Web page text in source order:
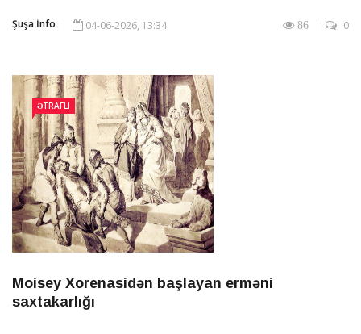
Şuşa İnfo 04-06-2026, 13:34 86 0
ƏTRAFLI
Moisey Xorenasidən başlayan erməni
saxtakarlığı